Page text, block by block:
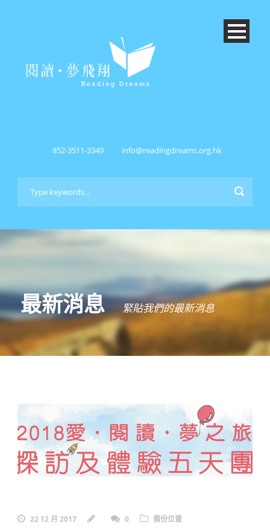
852-3511-3349 info@readingdreams.org.hk
最新消息 緊貼我們的最新消息
22 12 月 2017 0 備份位置